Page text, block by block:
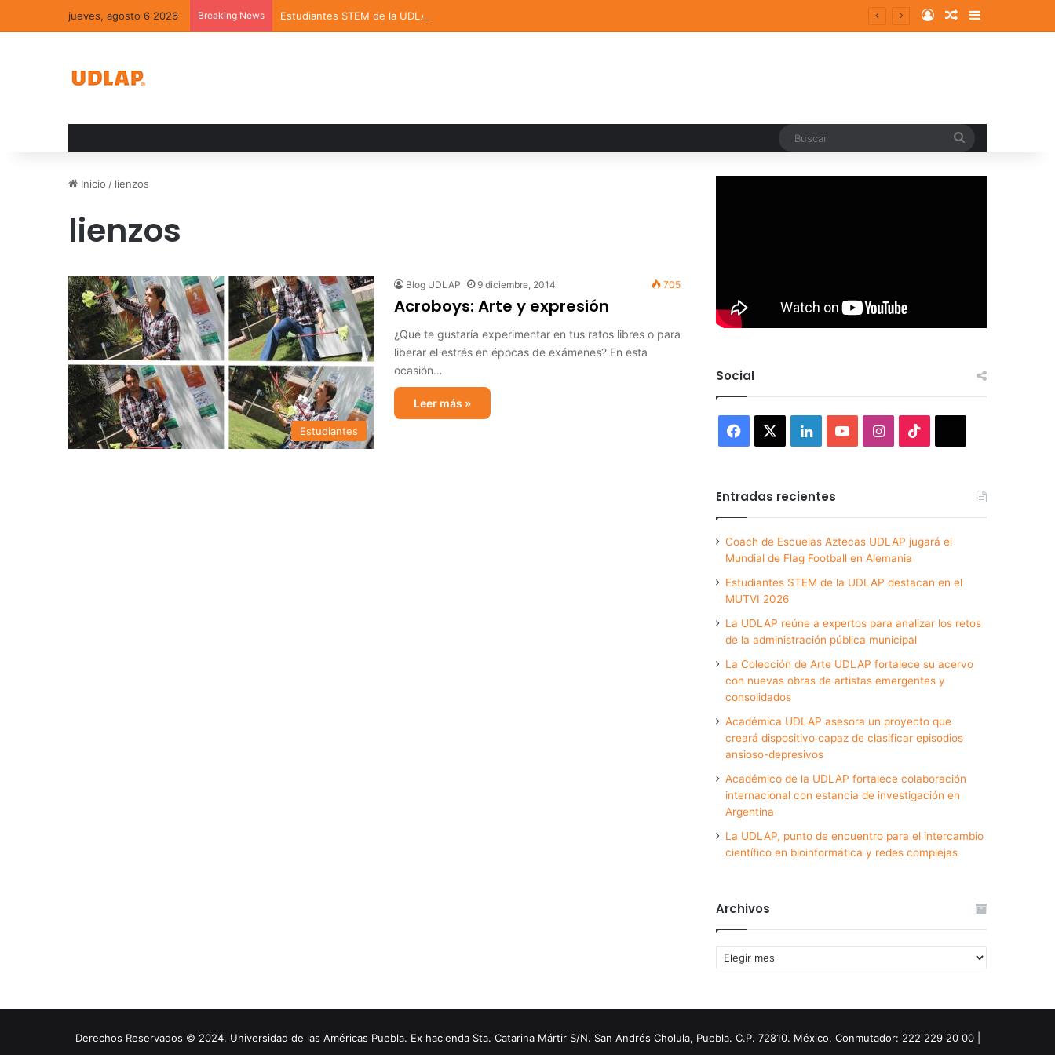
jueves, agosto 6 2026 Breaking News Estudiantes STEM de la UDLAP destacan en el MUTVI 2026 Log InRandom Article
Sidebar
Inicio / lienzos
lienzos
Estudiantes
Blog UDLAP 9 diciembre, 2014 705
Acroboys: Arte y expresión
¿Qué te gustaría experimentar en tus ratos libres o para
liberar el estrés en épocas de exámenes? En esta
ocasión…
Leer más »
Social
Facebook LinkedInYouTubeInstagram
Entradas recientes
Coach de Escuelas Aztecas UDLAP jugará el
Mundial de Flag Football en Alemania
Estudiantes STEM de la UDLAP destacan en el
MUTVI 2026
La UDLAP reúne a expertos para analizar los retos
de la administración pública municipal
La Colección de Arte UDLAP fortalece su acervo
con nuevas obras de artistas emergentes y
consolidados
Académica UDLAP asesora un proyecto que
creará dispositivo capaz de clasificar episodios
ansioso-depresivos
Académico de la UDLAP fortalece colaboración
internacional con estancia de investigación en
Argentina
La UDLAP, punto de encuentro para el intercambio
científico en bioinformática y redes complejas
Archivos
Archivos
Derechos Reservados © 2024. Universidad de las Américas Puebla. Ex hacienda Sta. Catarina Mártir S/N. San Andrés Cholula, Puebla. C.P. 72810. México. Conmutador: 222 229 20 00 |